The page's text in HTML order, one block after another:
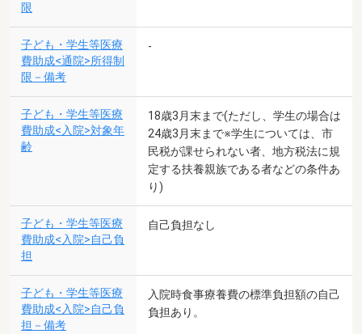
限
子ども・学生等医療
費助成<通院>所得制
限－備考
-
子ども・学生等医療
費助成<入院>対象年
齢
18歳3月末まで(ただし、学生の場合は
24歳3月末まで※学生については、市
民税が課せられない者、地方税法に規
定する扶養親族である者などの条件あ
り)
子ども・学生等医療
費助成<入院>自己負
担
自己負担なし
子ども・学生等医療
費助成<入院>自己負
担－備考
入院時食事療養費の標準負担額の自己
負担あり。